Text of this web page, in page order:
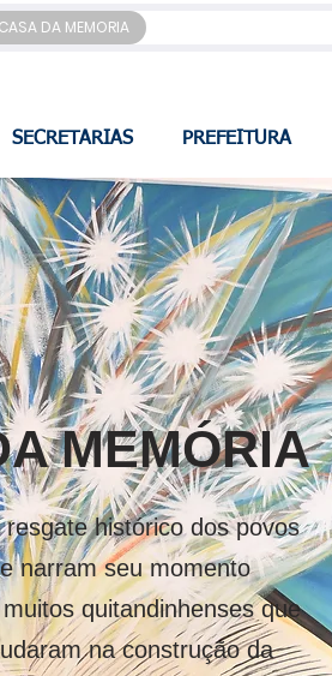
CASA DA MEMORIA
SECRETARIAS PREFEITURA
MEMÓRIA
histórico dos povos
narram seu momento
quitandinhenses que
na construção da